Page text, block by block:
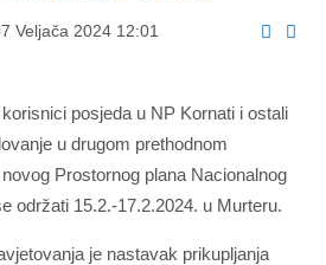
Veljača 2024 12:01
posjeda u NP Kornati i ostali
u drugom prethodnom
Prostornog plana Nacionalnog
održati 15.2.-17.2.2024. u Murteru.
je nastavak prikupljanja